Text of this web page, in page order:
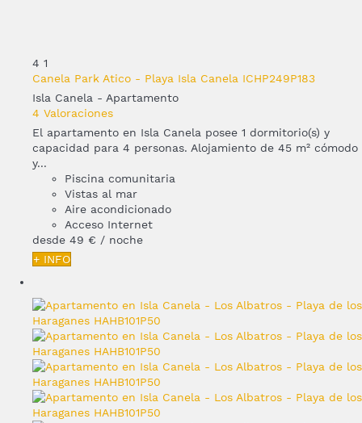
4 1
Canela Park Atico - Playa Isla Canela ICHP249P183
Isla Canela - Apartamento
4 Valoraciones
El apartamento en Isla Canela posee 1 dormitorio(s) y
capacidad para 4 personas. Alojamiento de 45 m² cómodo
y...
Piscina comunitaria
Vistas al mar
Aire acondicionado
Acceso Internet
desde 49 € / noche
+ INFO